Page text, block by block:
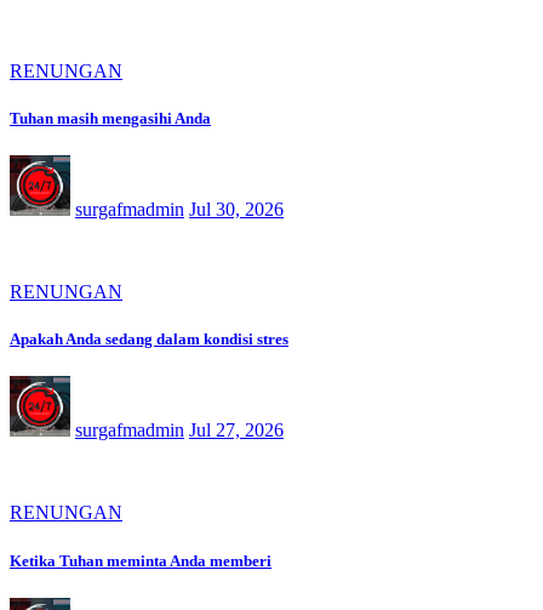
RENUNGAN
Tuhan masih mengasihi Anda
surgafmadmin Jul 30, 2026
RENUNGAN
Apakah Anda sedang dalam kondisi stres
surgafmadmin Jul 27, 2026
RENUNGAN
Ketika Tuhan meminta Anda memberi